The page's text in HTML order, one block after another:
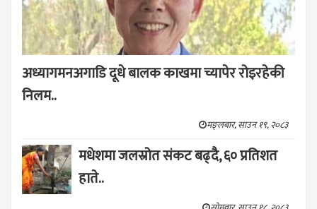
अध्यागमनअगाडि दूधे बालक काखमा च्यापेर रोइरहेकी
निलम..
मङ्लबार, साउन १९, २०८३
मधेशमा जलस्रोत संकट बढ्दै, ६० प्रतिशत
हाते..